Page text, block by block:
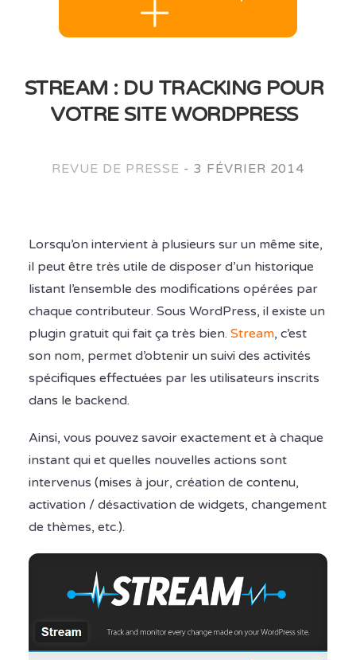
STREAM : DU TRACKING POUR
VOTRE SITE WORDPRESS
REVUE DE PRESSE - 3 FÉVRIER 2014
Lorsqu’on intervient à plusieurs sur un même site,
il peut être très utile de disposer d’un historique
listant l’ensemble des modifications opérées par
chaque contributeur. Sous WordPress, il existe un
plugin gratuit qui fait ça très bien. Stream, c’est
son nom, permet d’obtenir un suivi des activités
spécifiques effectuées par les utilisateurs inscrits
dans le backend.
Ainsi, vous pouvez savoir exactement et à chaque
instant qui et quelles nouvelles actions sont
intervenus (mises à jour, création de contenu,
activation / désactivation de widgets, changement
de thèmes, etc.).